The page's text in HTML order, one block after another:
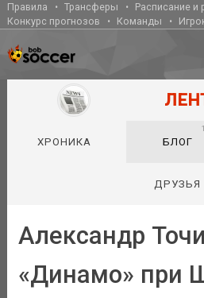
Правила Трансферы
Расписание и
Конкурс прогнозов
Команды
ХРОНИКА БЛОГ
ДРУЗЬЯ
Александр
«Динамо» при